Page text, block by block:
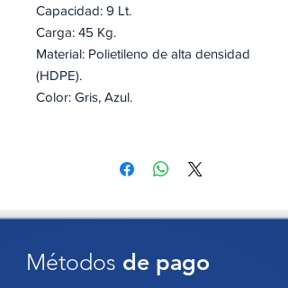
Capacidad: 9 Lt.
Carga: 45 Kg.
Material: Polietileno de alta densidad
(HDPE).
Color: Gris, Azul.
9001:2008 y TS 16949.
Diseñada para soportar carga
Métodos de pago